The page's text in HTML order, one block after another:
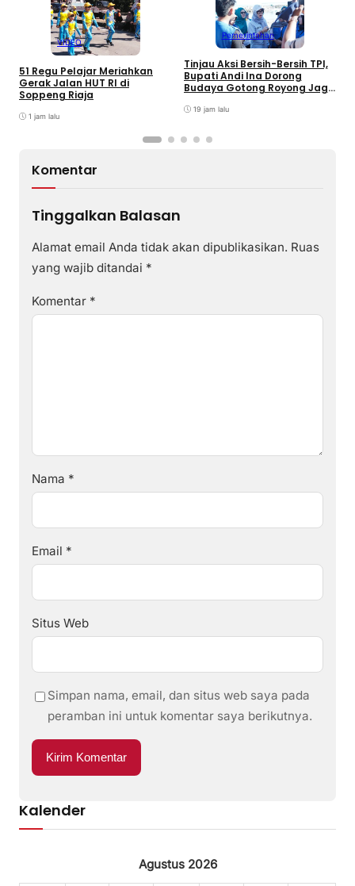
VIDEO
51 Regu Pelajar Meriahkan
Gerak Jalan HUT RI di
Soppeng Riaja
1 jam lalu
Pemerintahan
Tinjau Aksi Bersih-Bersih TPI,
Bupati Andi Ina Dorong
Budaya Gotong Royong Jaga
19 jam lalu
Komentar
Tinggalkan Balasan
Alamat email Anda tidak akan dipublikasikan. Ruas
yang wajib ditandai *
Komentar *
Nama *
Email *
Situs Web
Simpan nama, email, dan situs web saya pada
peramban ini untuk komentar saya berikutnya.
Kalender
Agustus 2026